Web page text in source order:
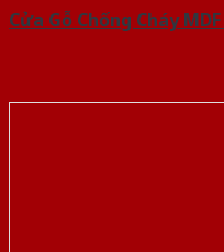
Cửa Gỗ Chống Cháy